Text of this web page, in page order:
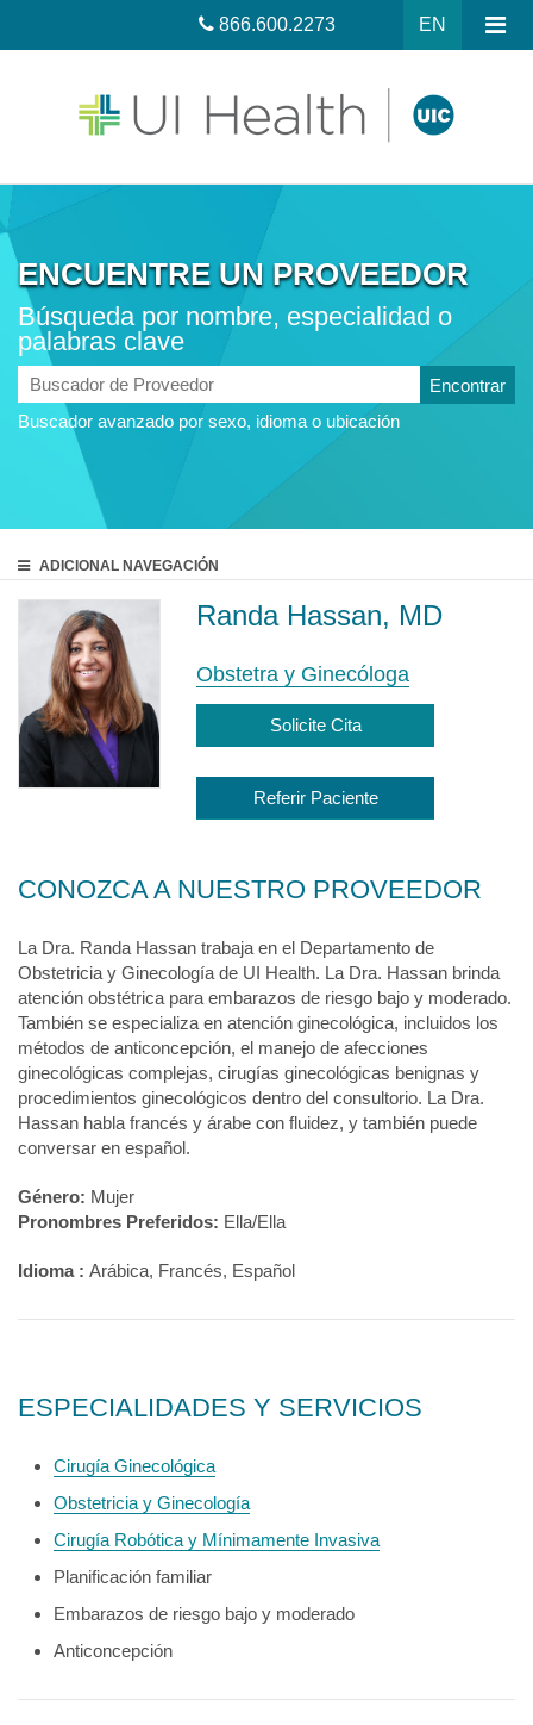
EN
866.600.2273
ENCUENTRE UN PROVEEDOR
Búsqueda por nombre, especialidad o
palabras clave
Buscador
de
Proveedor
Buscador avanzado por sexo, idioma o ubicación
ADICIONAL NAVEGACIÓN
Randa Hassan, MD
Obstetra y Ginecóloga
Solicite Cita
Referir Paciente
CONOZCA A NUESTRO PROVEEDOR
La Dra. Randa Hassan trabaja en el Departamento de
Obstetricia y Ginecología de UI Health. La Dra. Hassan brinda
atención obstétrica para embarazos de riesgo bajo y moderado.
También se especializa en atención ginecológica, incluidos los
métodos de anticoncepción, el manejo de afecciones
ginecológicas complejas, cirugías ginecológicas benignas y
procedimientos ginecológicos dentro del consultorio. La Dra.
Hassan habla francés y árabe con fluidez, y también puede
conversar en español.
Género: Mujer
Pronombres Preferidos: Ella/Ella
Idioma : Arábica, Francés, Español
ESPECIALIDADES Y SERVICIOS
Cirugía Ginecológica
Obstetricia y Ginecología
Cirugía Robótica y Mínimamente Invasiva
Planificación familiar
Embarazos de riesgo bajo y moderado
Anticoncepción